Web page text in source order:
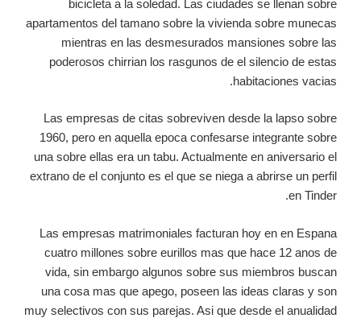
bicicleta a la soledad. Las ciudades se llenan sobre
apartamentos del tamano sobre la vivienda sobre munecas
mientras en las desmesurados mansiones sobre las
poderosos chirrian los rasgunos de el silencio de estas
habitaciones vacias.
Las empresas de citas sobreviven desde la lapso sobre
1960, pero en aquella epoca confesarse integrante sobre
una sobre ellas era un tabu. Actualmente en aniversario el
extrano de el conjunto es el que se niega a abrirse un perfil
en Tinder.
Las empresas matrimoniales facturan hoy en en Espana
cuatro millones sobre eurillos mas que hace 12 anos de
vida, sin embargo algunos sobre sus miembros buscan
una cosa mas que apego, poseen las ideas claras y son
muy selectivos con sus parejas. Asi que desde el anualidad